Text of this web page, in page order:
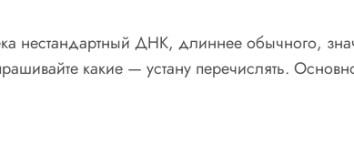
нестандартный ДНК, длиннее обычного,
какие — устану перечислять.